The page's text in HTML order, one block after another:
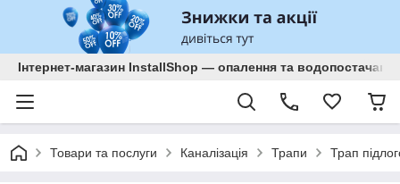
Інтернет-магазин InstallShop — опалення та водопостачання
Товари та послуги Каналізація Трапи Трап